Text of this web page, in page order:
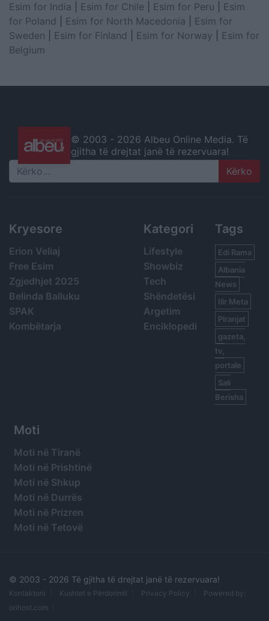
Esim for India
Esim for Chile Esim for Peru
Esim
for Poland
Esim for North Macedonia
Esim for
Sweden
Esim for Finland Esim for Norway
Esim for
Belgium
© 2003 - 2026 Albeu Online Media. Të
gjitha të drejtat janë të rezervuara!
Search
Kryesore
Erion Veliaj
Free Esim
Zgjedhjet 2025
Belinda Balluku
SPAK
Kombëtarja
Kategori
Lifestyle
Showbiz
Tech
Shëndetësi
Argetim
Enciklopedi
Tags
Edi Rama
Albania
News
Ilir Meta
Piranjat
gazeta,
tv,
portale
Sali
Berisha
Moti
Moti në Tiranë
Moti në Prishtinë
Moti në Shkup
Moti në Durrës
Moti në Prizren
Moti në Tetovë
© 2003 - 2026 Të gjitha të drejtat janë të rezervuara!
Kontaktoni Kushtet e Përdorimit Privacy Policy
Powered by:
orihost.com